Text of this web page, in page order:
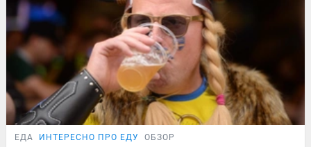
ЕДА ИНТЕРЕСНО ПРО ЕДУ ОБЗОР